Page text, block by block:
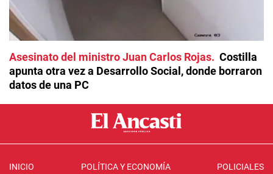
Asesinato del ministro Juan Carlos Rojas
Costilla
apunta otra vez a Desarrollo Social, donde borraron
datos de una PC
INICIO POLÍTICA Y ECONOMÍA POLICIALES